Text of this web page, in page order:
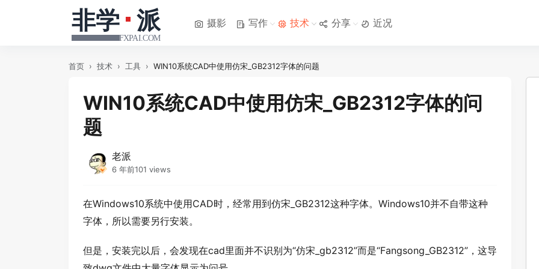
摄影 写作 技术 分享 近况
首页 › 技术 › 工具 › WIN10系统CAD中使用仿宋_GB2312字体的问题
WIN10系统CAD中使用仿宋_GB2312字体的问
题
老派
6 年前101 views
在Windows10系统中使用CAD时，经常用到仿宋_GB2312这种字体。Windows10并不自带这种
字体，所以需要另行安装。
但是，安装完以后，会发现在cad里面并不识别为“仿宋_gb2312”而是“Fangsong_GB2312”，这导